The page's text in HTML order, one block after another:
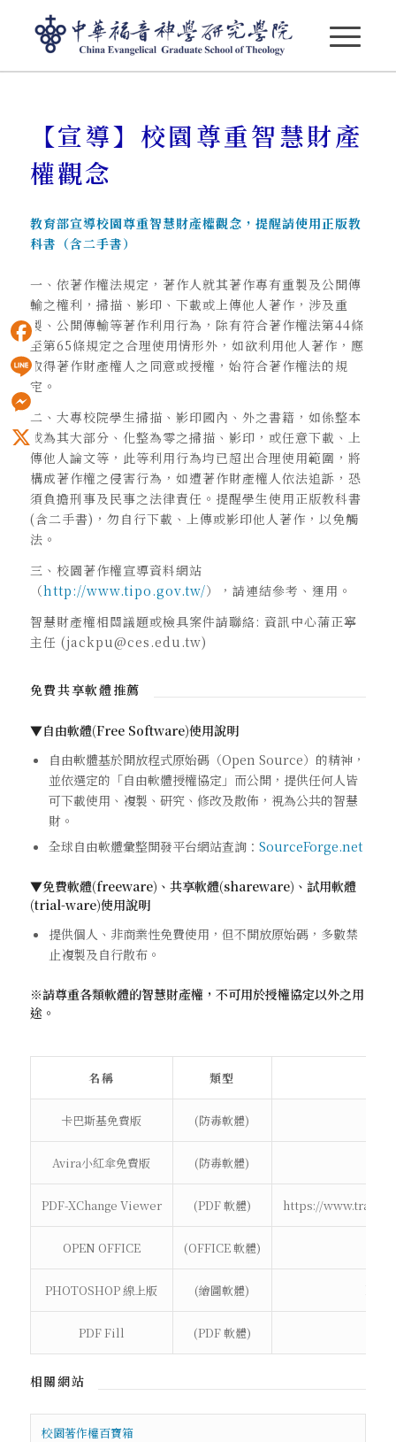
【宣導】校園尊重智慧財產
權觀念
教育部宣導校園尊重智慧財產權觀念，提醒請使用正版教
科書（含二手書）
一、依著作權法規定，著作人就其著作專有重製及公開傳
輸之權利，掃描、影印、下載或上傳他人著作，涉及重
製、公開傳輸等著作利用行為，除有符合著作權法第44條
至第65條規定之合理使用情形外，如欲利用他人著作，應
取得著作財產權人之同意或授權，始符合著作權法的規
定。
二、大專校院學生掃描、影印國內、外之書籍，如係整本
或為其大部分、化整為零之掃描、影印，或任意下載、上
傳他人論文等，此等利用行為均已超出合理使用範圍，將
構成著作權之侵害行為，如遭著作財產權人依法追訴，恐
須負擔刑事及民事之法律責任。提醒學生使用正版教科書
(含二手書)，勿自行下載、上傳或影印他人著作，以免觸
法。
三、校園著作權宣導資料網站
（http://www.tipo.gov.tw/），請連結參考、運用。
智慧財產權相關議題或檢具案件請聯絡: 資訊中心蒲正寧
主任 (jackpu@ces.edu.tw)
免費共享軟體推薦
▼自由軟體(Free Software)使用說明
自由軟體基於開放程式原始碼（Open Source）的精神，
並依選定的「自由軟體授權協定」而公開，提供任何人皆
可下載使用、複製、研究、修改及散佈，視為公共的智慧
財。
全球自由軟體彙整開發平台網站查詢： SourceForge.net
▼免費軟體(freeware)、共享軟體(shareware)、試用軟體
(trial-ware)使用說明
提供個人、非商業性免費使用，但不開放原始碼，多數禁
止複製及自行散布。
※請尊重各類軟體的智慧財產權，不可用於授權協定以外之用
途。
名稱 類型
卡巴斯基免費版 (防毒軟體)
Avira小紅傘免費版 (防毒軟體)
PDF-XChange Viewer (PDF 軟體) https://
OPEN OFFICE (OFFICE 軟體)
PHOTOSHOP 線上版 (繪圖軟體)
PDF Fill (PDF 軟體)
相關網站
校園著作權百寶箱
Facebook
Line
Messenger